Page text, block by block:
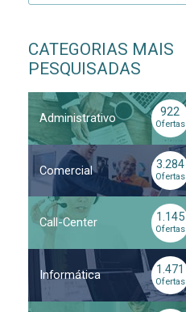
CATEGORIAS MAIS
PESQUISADAS
922
Ofertas
Administrativo
3.284
Ofertas
Comercial
1.145
Ofertas
Call-Center
1.471
Ofertas
Informática